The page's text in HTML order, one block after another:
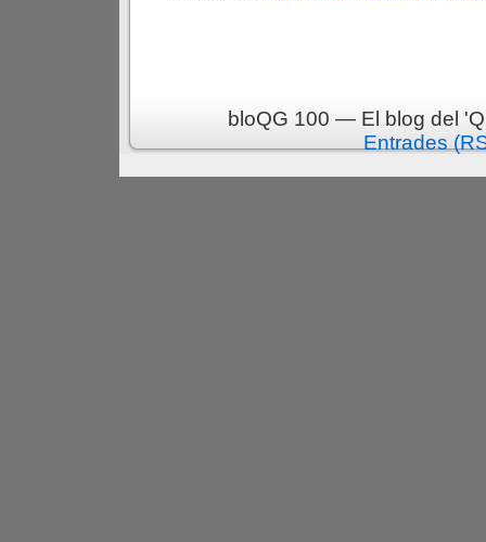
bloQG 100 — El blog del
Entrades